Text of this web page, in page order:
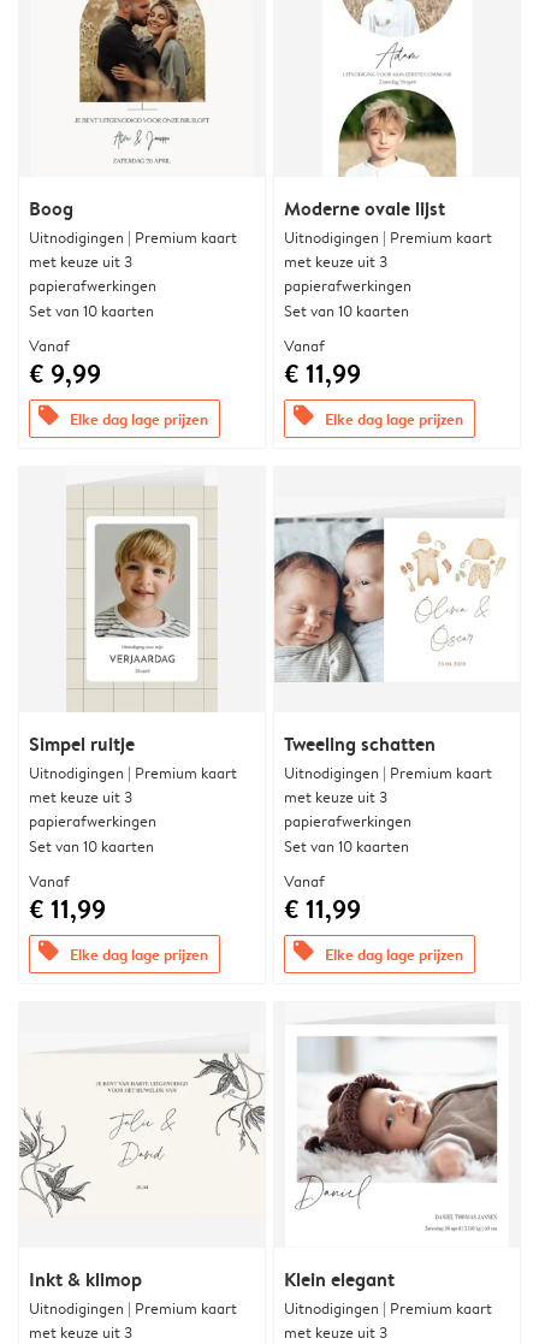
Boog
Uitnodigingen | Premium kaart
met keuze uit 3
papierafwerkingen
Set van 10 kaarten
Vanaf
€ 9,99
offers Elke dag lage prijzen
Moderne ovale lijst
Uitnodigingen | Premium kaart
met keuze uit 3
papierafwerkingen
Set van 10 kaarten
Vanaf
€ 11,99
offers Elke dag lage prijzen
Simpel ruitje
Uitnodigingen | Premium kaart
met keuze uit 3
papierafwerkingen
Set van 10 kaarten
Vanaf
€ 11,99
offers Elke dag lage prijzen
Tweeling schatten
Uitnodigingen | Premium kaart
met keuze uit 3
papierafwerkingen
Set van 10 kaarten
Vanaf
€ 11,99
offers Elke dag lage prijzen
Inkt & klimop
Uitnodigingen | Premium kaart
met keuze uit 3
Klein elegant
Uitnodigingen | Premium kaart
met keuze uit 3